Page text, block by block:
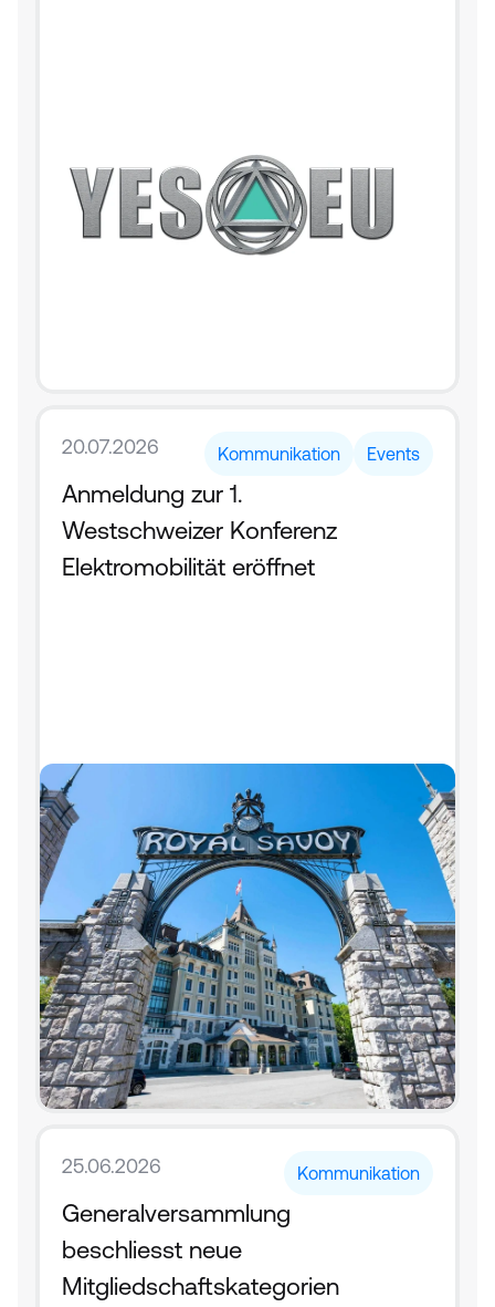
20.07.2026 Kommunikation Events
Anmeldung zur 1.
Westschweizer Konferenz
Elektromobilität eröffnet
25.06.2026 Kommunikation
Generalversammlung
beschliesst neue
Mitgliedschaftskategorien